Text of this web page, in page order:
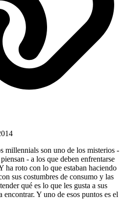
millennials son uno de los misterios -
- a los que deben enfrentarse
ha roto con lo que estaban haciendo
sus costumbres de consumo y las
qué es lo que les gusta a sus
Y uno de esos puntos es el